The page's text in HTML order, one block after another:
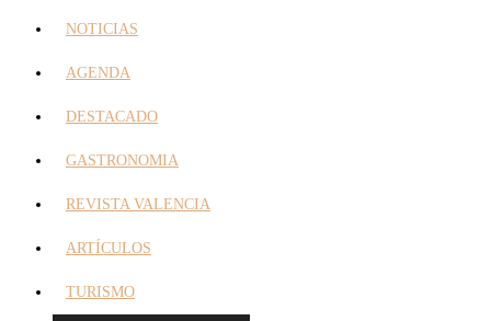
NOTICIAS
AGENDA
DESTACADO
GASTRONOMIA
REVISTA VALENCIA
ARTÍCULOS
TURISMO